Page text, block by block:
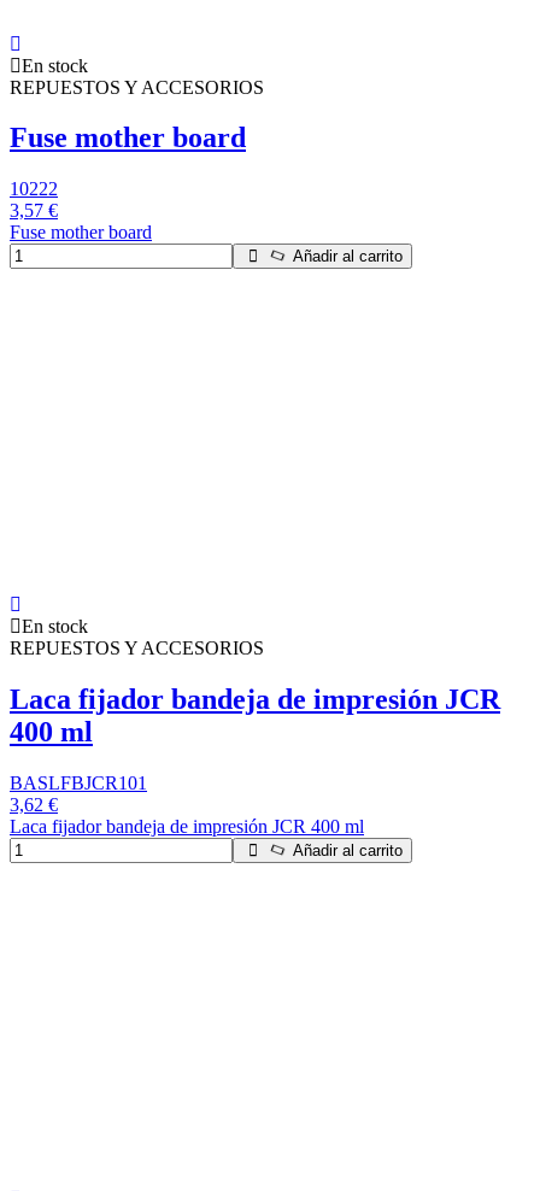
En stock
REPUESTOS Y ACCESORIOS
Fuse mother board
10222
3,57 €
Fuse mother board
Añadir al carrito
En stock
REPUESTOS Y ACCESORIOS
Laca fijador bandeja de impresión JCR
400 ml
BASLFBJCR101
3,62 €
Laca fijador bandeja de impresión JCR 400 ml
Añadir al carrito